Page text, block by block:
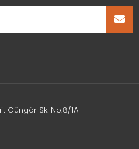
Güngör Sk. No:8/1A